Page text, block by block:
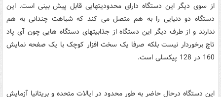
از سوی دیگر این دستگاه دارای محدودیتهایی قابل پیش بینی است. این
دستگاه دو دنیایی را به هم متصل می کند که شباهت چندانی به هم
ندارند و از طرف دیگر این دستگاه از جذابیتهای دستگاه هایی چون آی پاد
تاچ برخوردار نیست بلکه صرفا یک سخت افزار کوچک با یک صفحه نمایش
160 در 128 پیکسلی است.
این دستگاه درحال حاضر به طور محدود در ایالات متحده و بریتانیا آزمایش